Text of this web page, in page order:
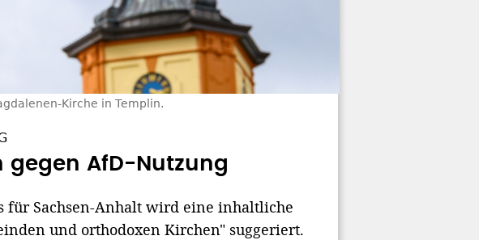
Kirche in Templin.
gegen AfD-Nutzung
für Sachsen-Anhalt wird eine inhaltliche
und orthodoxen Kirchen" suggeriert.